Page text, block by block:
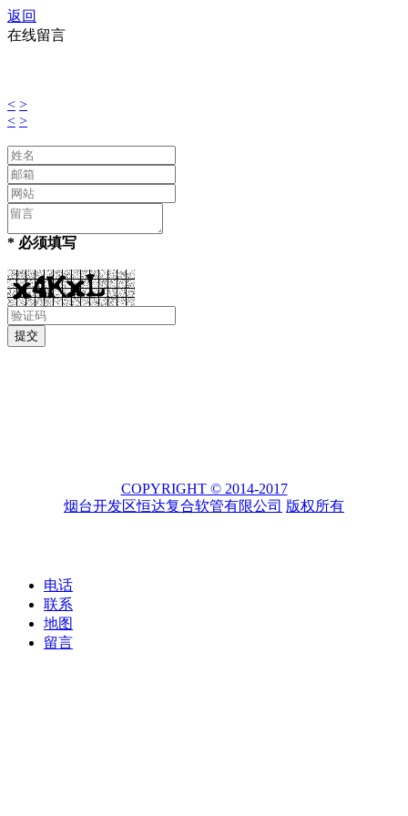
返回
在线留言
< >
< >
* 必须填写
COPYRIGHT © 2014-2017
烟台开发区恒达复合软管有限公司 版权所有
电话
联系
地图
留言